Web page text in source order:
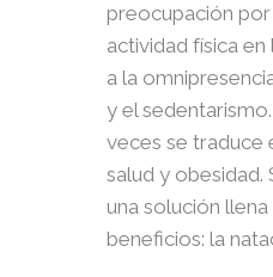
preocupación
actividad física
a la
y el
veces se traduce
salud y obesidad.
una solución
beneficios: la